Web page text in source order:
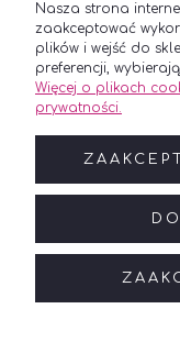
Nasza strona
zaakceptować
plików i wejść do
preferencji,
Więcej o plikach
prywatności.